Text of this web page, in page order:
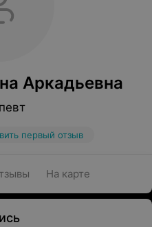
Аркадьевна
первый отзыв
На карте